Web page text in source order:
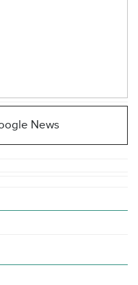
News